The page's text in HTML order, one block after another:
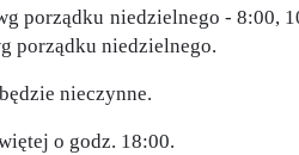
porządku niedzielnego - 8:00,
porządku niedzielnego.
nieczynne.
o godz. 18:00.